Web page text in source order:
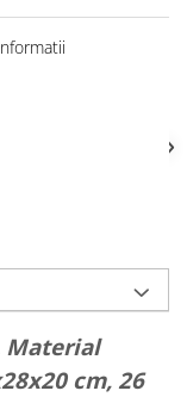
Material
cm, 26